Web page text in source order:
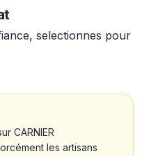
selectionnes pour
CARNIER
les artisans